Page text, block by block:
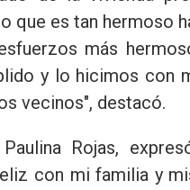
que es tan hermoso
más
y lo hicimos con
vecinos", destacó.
Rojas,
con mi familia y